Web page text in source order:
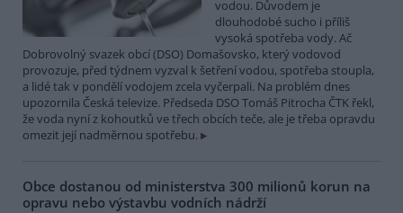
vodou. Důvodem je
dlouhodobé sucho i příliš
vysoká spotřeba vody. Ač
Dobrovolný svazek obcí (DSO) Domašovsko, který vodovod
provozuje, před týdnem vyzval k šetření vodou, spotřeba stoupla,
a lidé tak v pondělí vodojem zcela vyčerpali. Na problém dnes
upozornila Česká televize. Předseda DSO Tomáš Pitrocha ČTK řekl,
že voda nyní z kohoutků ve třech obcích teče, ale je třeba opravdu
omezit její nadměrnou spotřebu.
Obce dostanou od ministerstva 300 milionů korun na
opravu nebo výstavbu vodních nádrží